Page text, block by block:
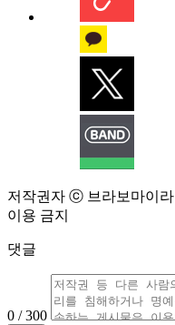
저작권자 ⓒ 브라보마이
이용 금지
댓글
0 / 300